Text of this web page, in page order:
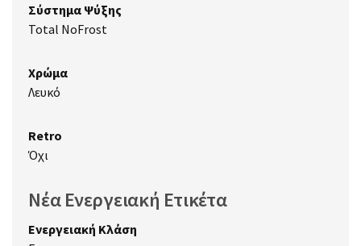
Σύστημα Ψύξης
Total NoFrost
Χρώμα
Λευκό
Retro
Όχι
Νέα Ενεργειακή Ετικέτα
Ενεργειακή Κλάση